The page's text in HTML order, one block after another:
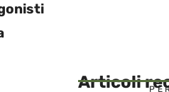
Articoli